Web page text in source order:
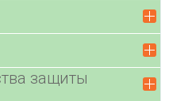
защиты